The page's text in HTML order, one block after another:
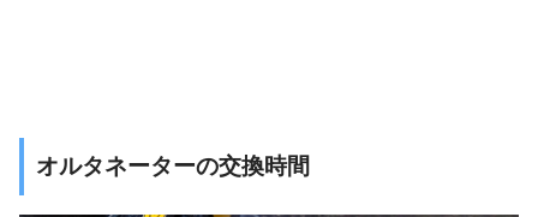
オルタネーターの交換時間